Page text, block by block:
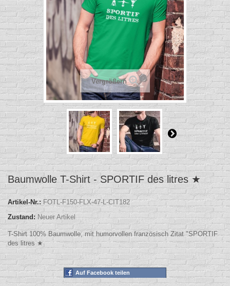
Vergrößern
Baumwolle T-Shirt - SPORTIF des litres ★
Artikel-Nr.: FOTL-F150-FLX-47-L-CIT182
Zustand: Neuer Artikel
T-Shirt 100% Baumwolle, mit humorvollen französisch Zitat "SPORTIF
des litres ★
Auf Facebook teilen